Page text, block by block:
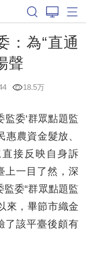
：為“直通
聲
18.5万
委‘群眾點題監
惠農資金髮放、
接反映自身訴
上一目了然，深
委“群眾點題監
來，畢節市織金
了該平臺後頗有